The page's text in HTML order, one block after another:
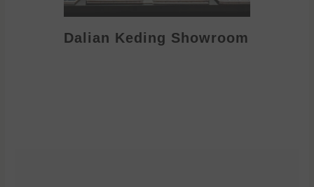
Dalian Keding Showroom